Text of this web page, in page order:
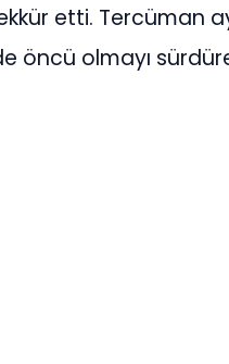
etti. Tercüman
öncü olmayı